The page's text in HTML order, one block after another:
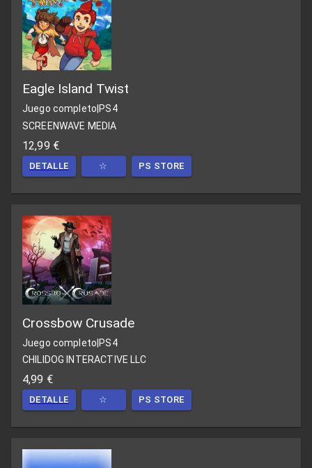
Eagle Island Twist
Juego completo PS4
SCREENWAVE MEDIA
12,99 €
DETALLE ☆ PS STORE
Crossbow Crusade
Juego completo|PS4
CHILIDOG INTERACTIVE LLC
4,99 €
DETALLE ☆ PS STORE